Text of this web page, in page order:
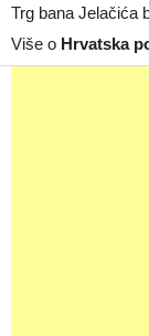
Trg bana Jelačića
Više o Hrvatska